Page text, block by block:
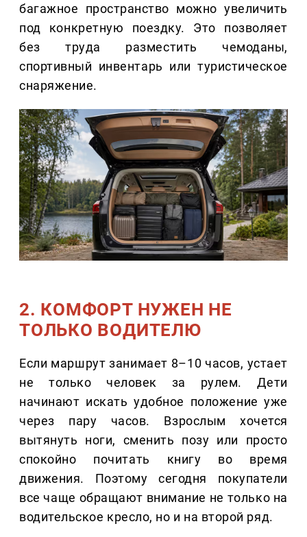
багажное пространство можно увеличить
под конкретную поездку. Это позволяет
без труда разместить чемоданы,
спортивный инвентарь или туристическое
снаряжение.
2. КОМФОРТ НУЖЕН НЕ
ТОЛЬКО ВОДИТЕЛЮ
Если маршрут занимает 8–10 часов, устает
не только человек за рулем. Дети
начинают искать удобное положение уже
через пару часов. Взрослым хочется
вытянуть ноги, сменить позу или просто
спокойно почитать книгу во время
движения. Поэтому сегодня покупатели
все чаще обращают внимание не только на
водительское кресло, но и на второй ряд.